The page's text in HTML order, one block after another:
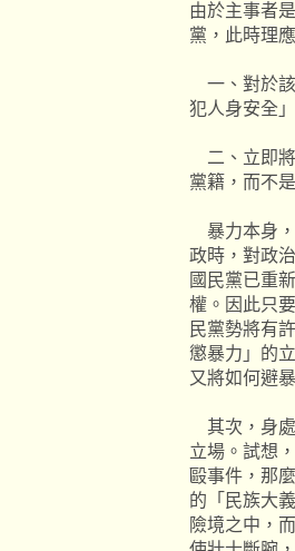
由於主事者
黨，此時理
一、對於該
犯人身安全
二、立即將
黨籍，而不
暴力本身，
政時，對政
國民黨已重
權。因此只
民黨勢將有
懲暴力」的
又將如何避
其次，身處
立場。試想
毆事件，那
的「民族大
險境之中，